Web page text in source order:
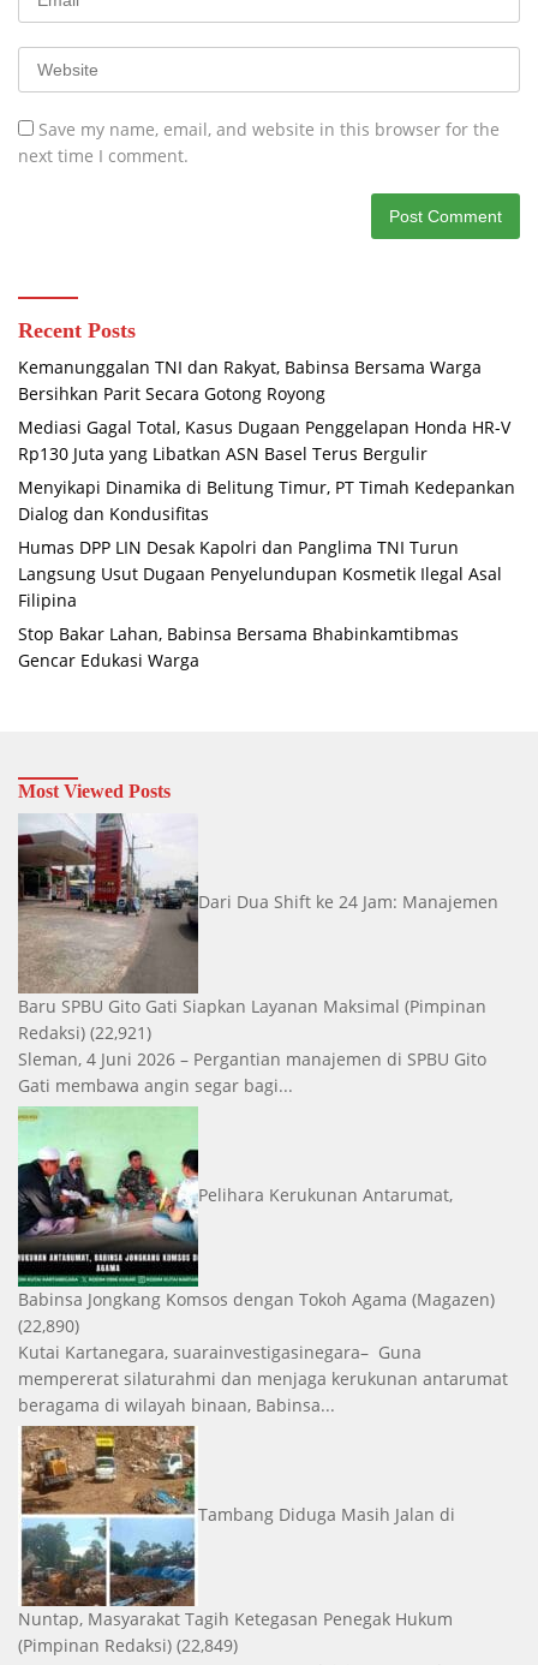
Save my name, email, and website in this browser for the
next time I comment.
Recent Posts
Kemanunggalan TNI dan Rakyat, Babinsa Bersama Warga
Bersihkan Parit Secara Gotong Royong
Mediasi Gagal Total, Kasus Dugaan Penggelapan Honda HR-V
Rp130 Juta yang Libatkan ASN Basel Terus Bergulir
Menyikapi Dinamika di Belitung Timur, PT Timah Kedepankan
Dialog dan Kondusifitas
Humas DPP LIN Desak Kapolri dan Panglima TNI Turun
Langsung Usut Dugaan Penyelundupan Kosmetik Ilegal Asal
Filipina
Stop Bakar Lahan, Babinsa Bersama Bhabinkamtibmas
Gencar Edukasi Warga
Most Viewed Posts
Dari Dua Shift ke 24 Jam: Manajemen
Baru SPBU Gito Gati Siapkan Layanan Maksimal (Pimpinan
Redaksi) (22,921)
Sleman, 4 Juni 2026 – Pergantian manajemen di SPBU Gito
Gati membawa angin segar bagi...
Pelihara Kerukunan Antarumat,
Babinsa Jongkang Komsos dengan Tokoh Agama (Magazen)
(22,890)
Kutai Kartanegara, suarainvestigasinegara– Guna
mempererat silaturahmi dan menjaga kerukunan antarumat
beragama di wilayah binaan, Babinsa...
Tambang Diduga Masih Jalan di
Nuntap, Masyarakat Tagih Ketegasan Penegak Hukum
(Pimpinan Redaksi) (22,849)